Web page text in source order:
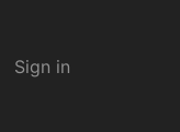
Sign in